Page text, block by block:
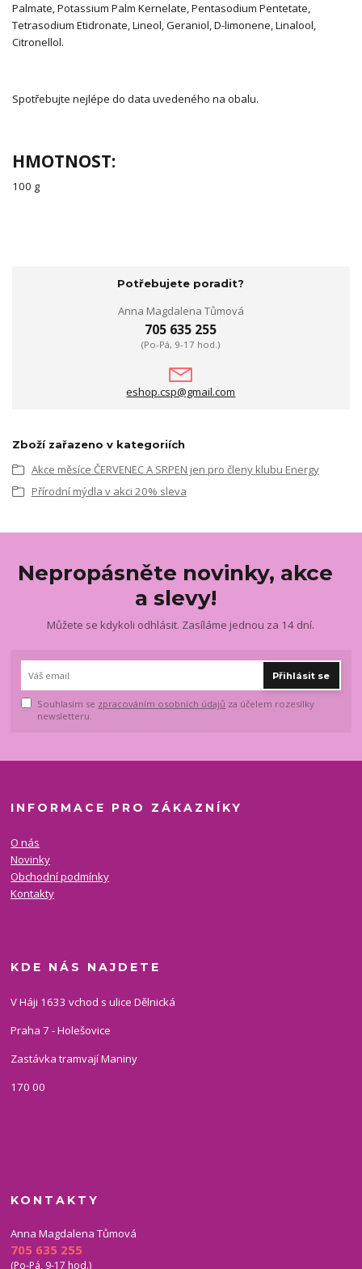
Palmate, Potassium Palm Kernelate, Pentasodium Pentetate,
Tetrasodium Etidronate, Lineol, Geraniol, D-limonene, Linalool,
Citronellol.
Spotřebujte nejlépe do data uvedeného na obalu.
HMOTNOST:
100 g
Potřebujete poradit?
Anna Magdalena Tůmová
705 635 255
(Po-Pá, 9-17 hod.)
eshop.csp@gmail.com
Zboží zařazeno v kategoriích
Akce měsíce ČERVENEC A SRPEN jen pro členy klubu Energy
Přírodní mýdla v akci 20% sleva
Nepropásněte novinky, akce
a slevy!
Můžete se kdykoli odhlásit. Zasíláme jednou za 14 dní.
Přihlásit se
Souhlasím se zpracováním osobních údajů za účelem rozesílky
newsletteru.
INFORMACE PRO ZÁKAZNÍKY
O nás
Novinky
Obchodní podmínky
Kontakty
KDE NÁS NAJDETE
V Háji 1633 vchod s ulice Dělnická
Praha 7 - Holešovice
Zastávka tramvají Maniny
170 00
KONTAKTY
Anna Magdalena Tůmová
705 635 255
(Po-Pá, 9-17 hod.)